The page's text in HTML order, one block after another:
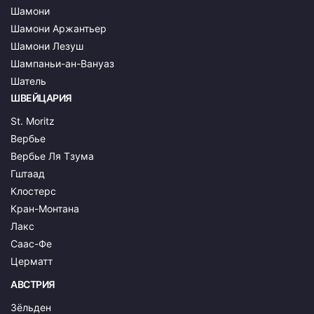
Шамони
Шамони Аржантьер
Шамони Лезуш
Шампаньи-ан-Вануаз
Шатель
ШВЕЙЦАРИЯ
St. Moritz
Вербье
Вербье Ля Тзума
Гштаад
Клостерс
Кран-Монтана
Лакс
Саас-Фе
Церматт
АВСТРИЯ
Зёльден